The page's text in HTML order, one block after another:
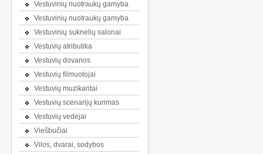
Vestuvinių nuotraukų gamyba
Vestuvinių nuotraukų gamyba
Vestuvinių suknelių salonai
Vestuvių atributika
Vestuvių dovanos
Vestuvių filmuotojai
Vestuvių muzikantai
Vestuvių scenarijų kurimas
Vestuvių vedėjai
Viešbučiai
Vilos, dvarai, sodybos